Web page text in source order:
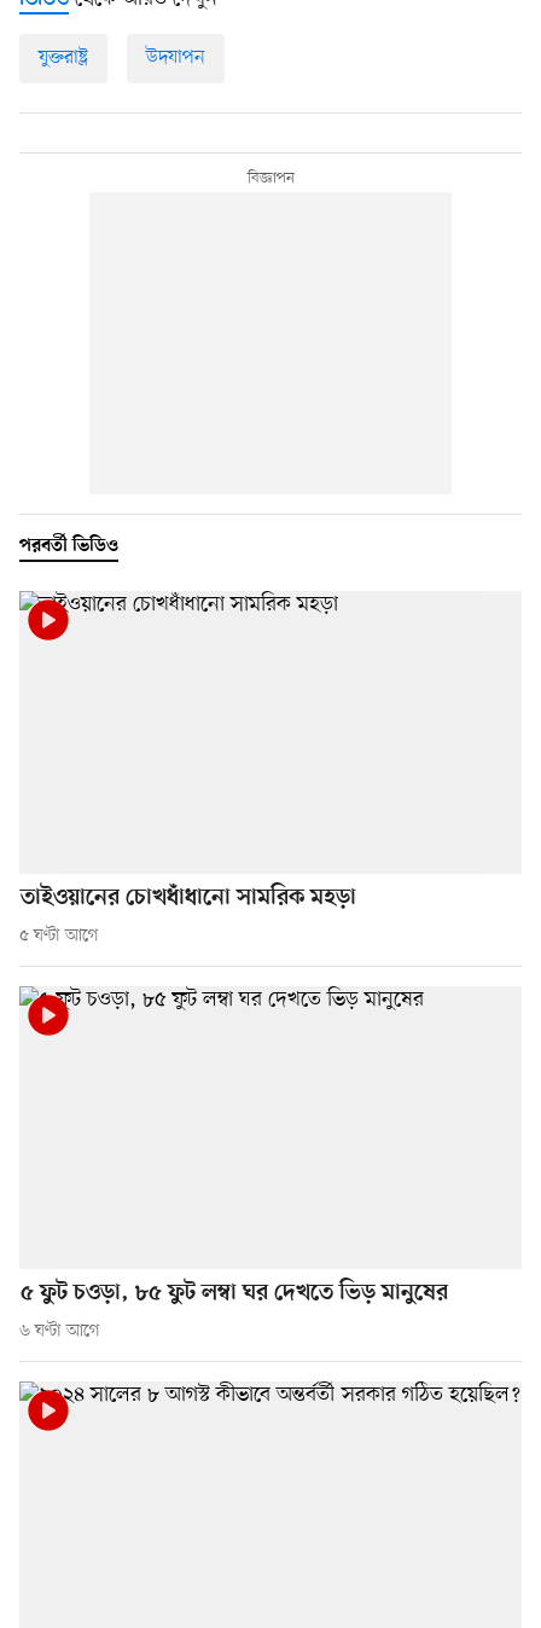
যুক্তরাষ্ট্র উদযাপন
পরবর্তী ভিডিও
তাইওয়ানের চোখধাঁধানো সামরিক মহড়া
৫ ঘণ্টা আগে
৫ ফুট চওড়া, ৮৫ ফুট লম্বা ঘর দেখতে ভিড় মানুষের
৬ ঘণ্টা আগে